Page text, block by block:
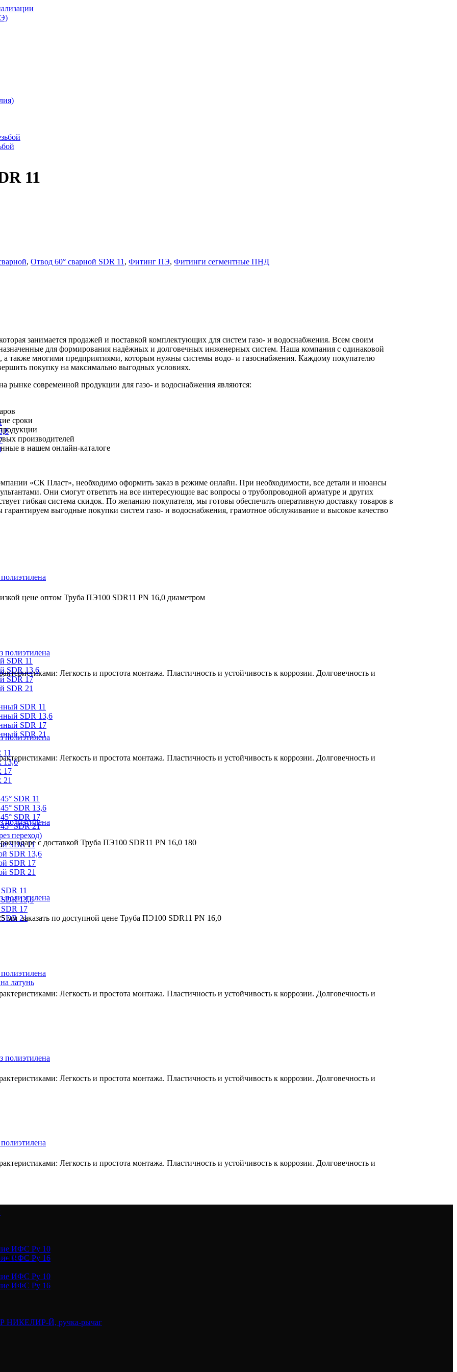
SDR 11
SDR 13,6
SDR 17
SDR 21
SDR 11
SDR 13,6
SDR 17
SDR 21
13,6
17
21
SDR 11
SDR 13,6
SDR 17
SDR 21
переход)
SDR 11
SDR 13,6
SDR 17
SDR 21
11
13,6
17
21
латунь
ИФС Ру 10
ИФС Ру 16
ИФС Ру 10
ИФС Ру 16
НИКЕЛИР-Й, ручка-рычаг
11
, Отвод 60° сварной SDR 11 , Фитинг ПЭ, Фитинги сегментные ПНД
занимается продажей и поставкой комплектующих для систем газо- и водоснабжения. Всем своим
для формирования надёжных и долговечных инженерных систем. Наша компания с одинаковой
а также многими предприятиями, которым нужны системы водо- и газоснабжения. Каждому покупателю
покупку на максимально выгодных условиях.
современной продукции для газо- и водоснабжения являются:
сроки
производителей
в нашем онлайн-каталоге
«СК Пласт», необходимо оформить заказ в режиме онлайн. При необходимости, все детали и нюансы
Они смогут ответить на все интересующие вас вопросы о трубопроводной арматуре и других
гибкая система скидок. По желанию покупателя, мы готовы обеспечить оперативную доставку товаров в
выгодные покупки систем газо- и водоснабжения, грамотное обслуживание и высокое качество
цене оптом Труба ПЭ100 SDR11 PN 16,0 диаметром
полиэтилена
Легкость и простота монтажа. Пластичность и устойчивость к коррозии. Долговечность и
полиэтилена
Легкость и простота монтажа. Пластичность и устойчивость к коррозии. Долговечность и
полиэтилена
с доставкой Труба ПЭ100 SDR11 PN 16,0 180
полиэтилена
мм заказать по доступной цене Труба ПЭ100 SDR11 PN 16,0
Легкость и простота монтажа. Пластичность и устойчивость к коррозии. Долговечность и
полиэтилена
Легкость и простота монтажа. Пластичность и устойчивость к коррозии. Долговечность и
Легкость и простота монтажа. Пластичность и устойчивость к коррозии. Долговечность и
209